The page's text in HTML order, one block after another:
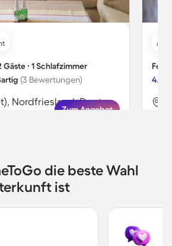
Gäste ∙ 1 Schlafzimmer
(3 Bewertungen)
Hörnum (Sylt), Nordfriesland, Deutschland
Zum Angebot
ab
4.3
die beste Wahl
ist